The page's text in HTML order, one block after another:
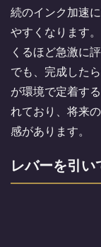
続のインク加速
やすくなります
くるほど急激に
でも、完成した
が環境で定着す
れており、将来
感があります。
レバーを引い